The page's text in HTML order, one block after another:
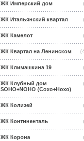
ЖК Имперский дом
ЖК Итальянский квартал
ЖК Камелот
ЖК Квартал на Ленинском
ЖК Климашкина 19
ЖК Клубный дом
SOHO+NOHO (Сохо+Нохо)
ЖК Колизей
ЖК Континенталь
ЖК Корона